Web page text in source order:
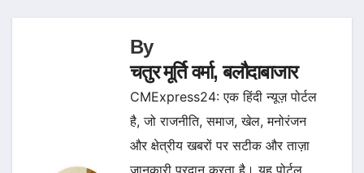
By
चतुर मूर्ति वर्मा, बलौदाबाजार
CMExpress24: एक हिंदी न्यूज़ पोर्टल
है, जो राजनीति, समाज, खेल, मनोरंजन
और क्षेत्रीय खबरों पर सटीक और ताज़ा